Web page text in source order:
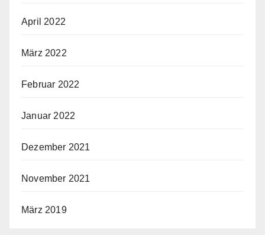
April 2022
März 2022
Februar 2022
Januar 2022
Dezember 2021
November 2021
März 2019